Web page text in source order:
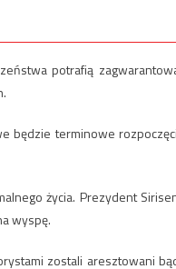
potrafią
będzie terminowe
życia. Prezydent
wyspę.
zostali aresztowani